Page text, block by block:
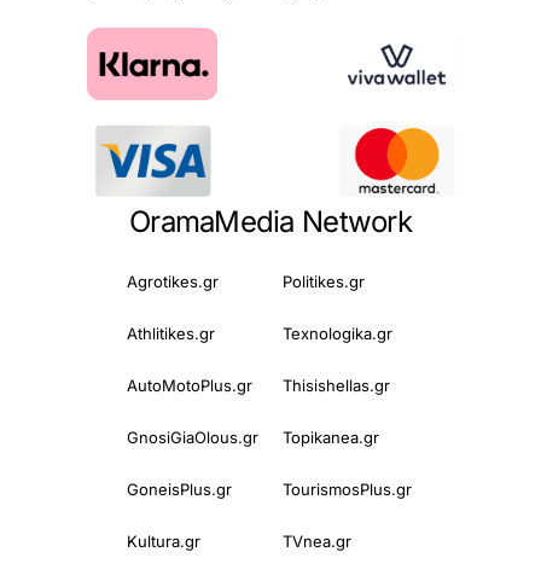
OramaMedia Network
Agrotikes.gr Politikes.gr
Athlitikes.gr Texnologika.gr
AutoMotoPlus.gr Thisishellas.gr
GnosiGiaOlous.gr Topikanea.gr
GoneisPlus.gr TourismosPlus.gr
Kultura.gr TVnea.gr